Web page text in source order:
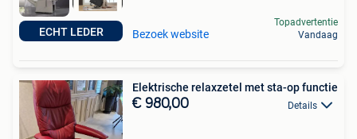
ECHT LEDER Bezoek website
Topadvertentie
Vandaag
Elektrische relaxzetel met sta-op functie
€ 980,00 Details